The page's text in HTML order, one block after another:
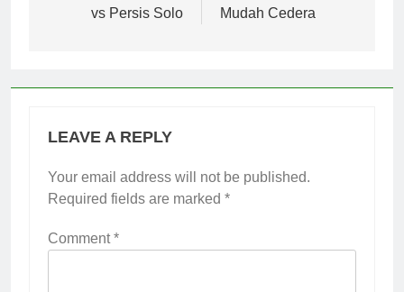
vs Persis Solo
Mudah Cedera
LEAVE A REPLY
Your email address will not be published.
Required fields are marked *
Comment*